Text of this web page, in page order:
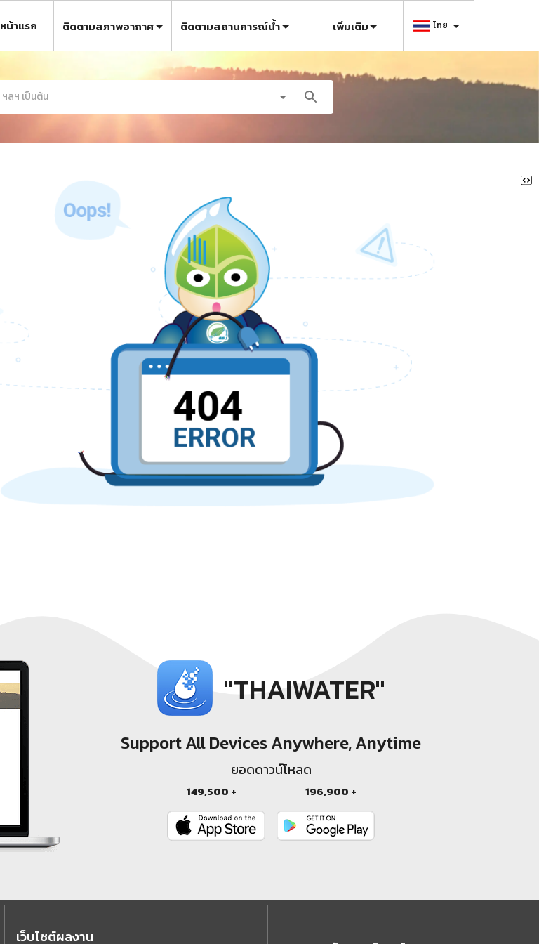
หน้าแรก ติดตามสภาพอากาศ ติดตามสถานการณ์น้ำ เพิ่มเติม ไทย
"THAIWATER"
Support All Devices Anywhere, Anytime
ยอดดาวน์โหลด
149,500 + 196,900 +
เว็บไซต์ผลงาน